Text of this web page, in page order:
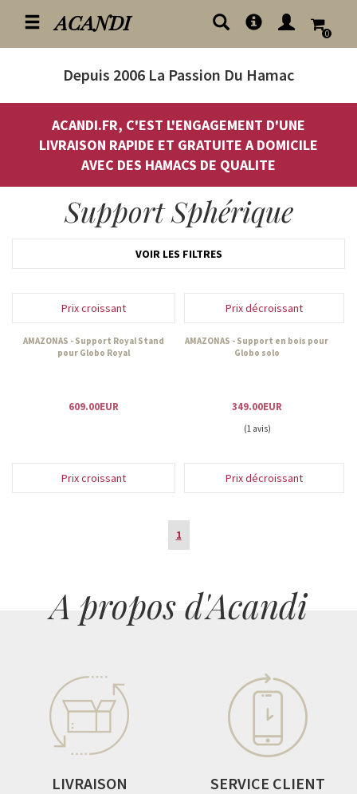
ACANDI 0
Depuis 2006 La Passion Du Hamac
ACANDI.FR, C'EST L'ENGAGEMENT D'UNE
LIVRAISON RAPIDE ET GRATUITE A DOMICILE
AVEC DES HAMACS DE QUALITE
Support Sphérique
VOIR LES FILTRES
Prix croissant Prix décroissant
AMAZONAS - Support Royal Stand
pour Globo Royal
609.00EUR
AMAZONAS - Support en bois pour
Globo solo
349.00EUR
(1 avis)
Prix croissant Prix décroissant
1
A propos d'Acandi
LIVRAISON
SERVICE CLIENT